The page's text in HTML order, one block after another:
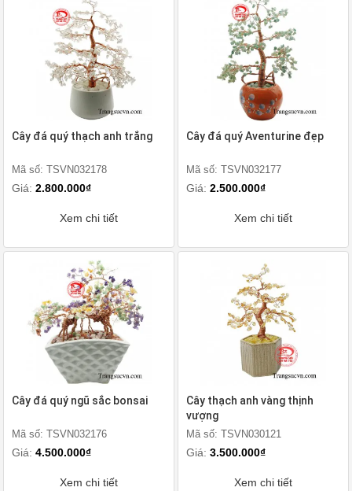
Cây đá quý thạch anh trắng
Mã số: TSVN032178
Giá: 2.800.000₫
Xem chi tiết
Cây đá quý Aventurine đẹp
Mã số: TSVN032177
Giá: 2.500.000₫
Xem chi tiết
Cây đá quý ngũ sắc bonsai
Mã số: TSVN032176
Giá: 4.500.000₫
Xem chi tiết
Cây thạch anh vàng thịnh
vượng
Mã số: TSVN030121
Giá: 3.500.000₫
Xem chi tiết